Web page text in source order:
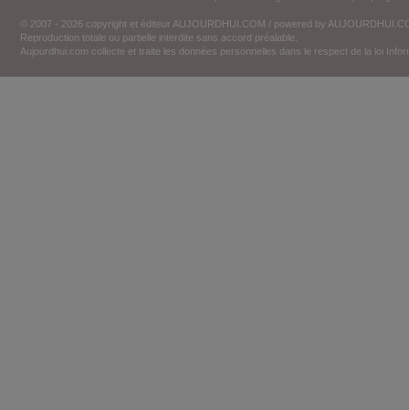
© 2007 - 2026 copyright et éditeur AUJOURDHUI.COM / powered by
Reproduction totale ou partielle interdite sans accord préalable.
Aujourdhui.com collecte et traite les données personnelles dans le respect de la loi